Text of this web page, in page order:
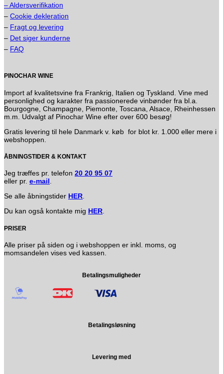
– Aldersverifikation
– Cookie dekleration
– Fragt og levering
– Det siger kunderne
– FAQ
PINOCHAR WINE
Import af kvalitetsvine fra Frankrig, Italien og Tyskland. Vine med
personlighed og karakter fra passionerede vinbønder fra bl.a.
Bourgogne, Champagne, Piemonte, Toscana, Alsace, Rheinhessen
m.m. Udvalgt af Pinochar Wine efter over 600 besøg!
Gratis levering til hele Danmark v. køb for blot kr. 1.000 eller mere i
webshoppen.
ÅBNINGSTIDER & KONTAKT
Jeg træffes pr. telefon 20 20 95 07
eller pr. e-mail.
Se alle åbningstider HER.
Du kan også kontakte mig HER.
PRISER
Alle priser på siden og i webshoppen er inkl. moms, og
momsandelen vises ved kassen.
Betalingsmuligheder
Betalingsløsning
Levering med